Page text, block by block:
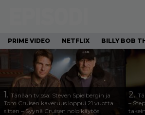
PRIME VIDEO NETFLIX BILLY BOB
1. Tänään tv:ssä: Steven Spielbergin ja
Tom Cruisen kaveruus loppui 21 vuotta
sitten – Syynä Cruisen nolo käytös
2.
–